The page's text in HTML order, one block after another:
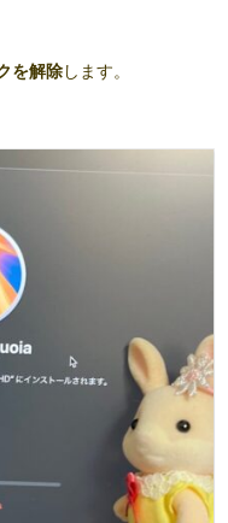
を解除します。